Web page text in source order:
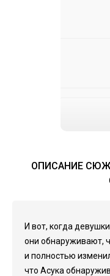
ОПИСАНИЕ
И вот, когда
они обнаруживают,
и полностью
что Асука